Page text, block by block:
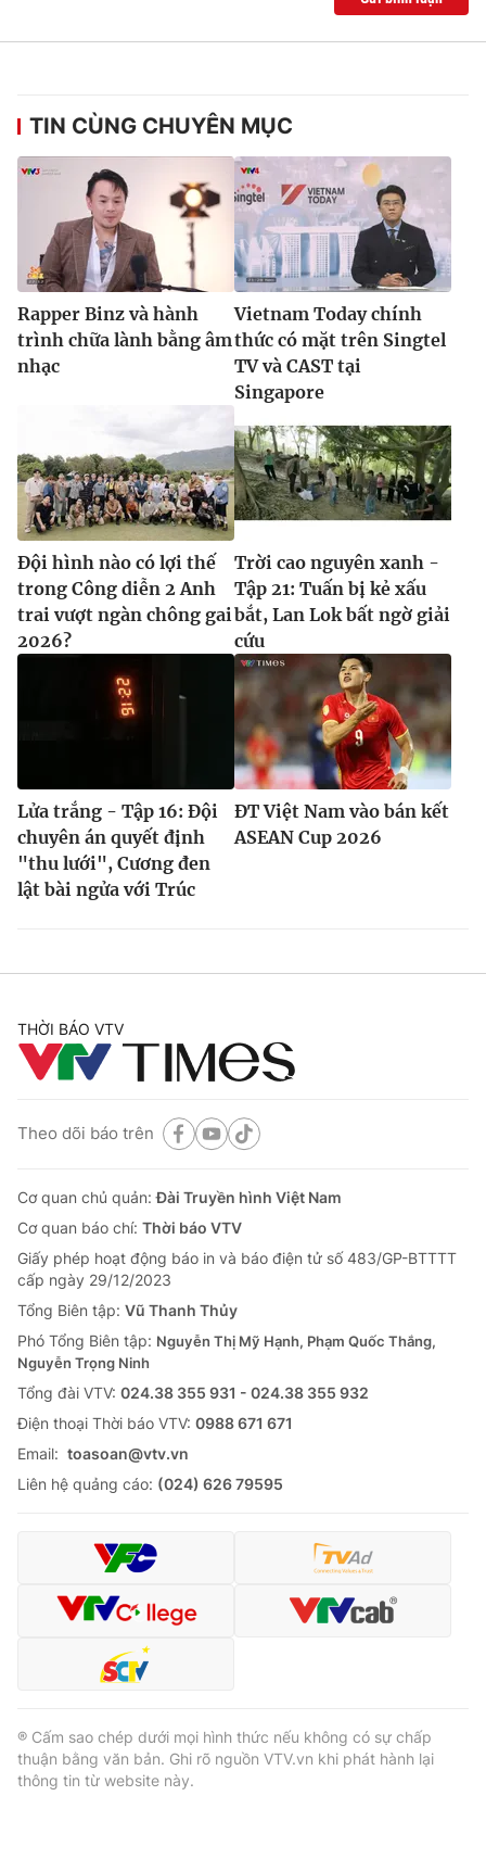
TIN CÙNG CHUYÊN MỤC
Rapper Binz và hành
trình chữa lành bằng âm
nhạc
Vietnam Today chính
thức có mặt trên Singtel
TV và CAST tại
Singapore
Đội hình nào có lợi thế
trong Công diễn 2 Anh
trai vượt ngàn chông gai
2026?
Trời cao nguyên xanh -
Tập 21: Tuấn bị kẻ xấu
bắt, Lan Lok bất ngờ giải
cứu
Lửa trắng - Tập 16: Đội
chuyên án quyết định
"thu lưới", Cương đen
lật bài ngửa với Trúc
ĐT Việt Nam vào bán kết
ASEAN Cup 2026
THỜI BÁO VTV
Theo dõi báo trên
Cơ quan chủ quản:Đài Truyền hình Việt Nam
Cơ quan báo chí: Thời báo VTV
Giấy phép hoạt động báo in và báo điện tử số 483/GP-BTTTT
cấp ngày 29/12/2023
Tổng Biên tập: Vũ Thanh Thủy
Phó Tổng Biên tập: Nguyễn Thị Mỹ Hạnh, Phạm Quốc Thắng,
Nguyễn Trọng Ninh
Tổng đài VTV: 024.38 355 931 - 024.38 355 932
Ðiện thoại Thời báo VTV: 0988 671 671
Email: toasoan@vtv.vn
Liên hệ quảng cáo: (024) 626 79595
® Cấm sao chép dưới mọi hình thức nếu không có sự chấp
thuận bằng văn bản. Ghi rõ nguồn VTV.vn khi phát hành lại
thông tin từ website này.